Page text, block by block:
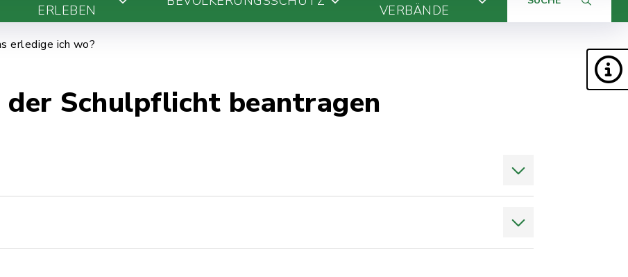
ERLEBEN
VERBÄNDE
erledige ich wo?
der Schulpflicht beantragen